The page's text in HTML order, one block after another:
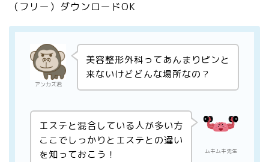
アンカズ君
美容整形外科ってあんまりピンと
来ないけどどんな場所なの？
ムキムキ先生
エステと混合している人が多い方
ここでしっかりとエステとの違い
を知っておこう！